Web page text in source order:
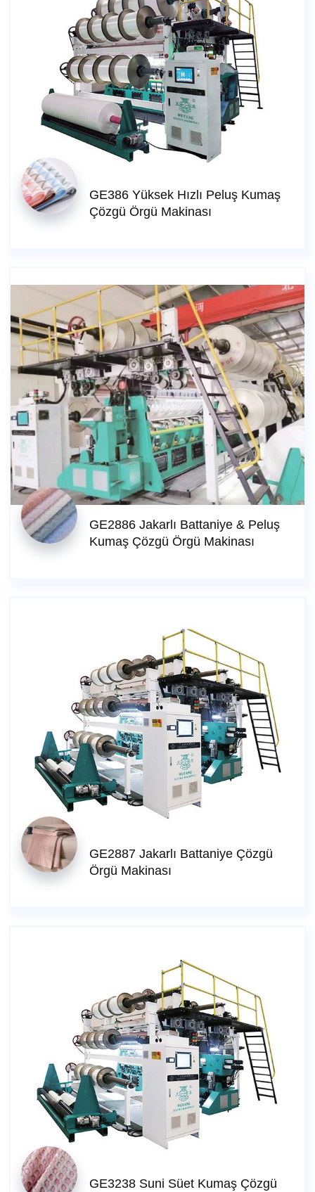
GE386 Yüksek Hızlı Peluş Kumaş
Çözgü Örgü Makinası
GE2886 Jakarlı Battaniye & Peluş
Kumaş Çözgü Örgü Makinası
GE2887 Jakarlı Battaniye Çözgü
Örgü Makinası
GE3238 Suni Süet Kumaş Çözgü